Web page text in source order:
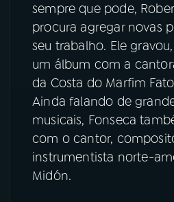
sempre que pode,
procura agregar novas
seu trabalho. Ele
um álbum com a
da Costa do Marfim
Ainda falando de
musicais, Fonseca
com o cantor,
instrumentista norte-
Midón.